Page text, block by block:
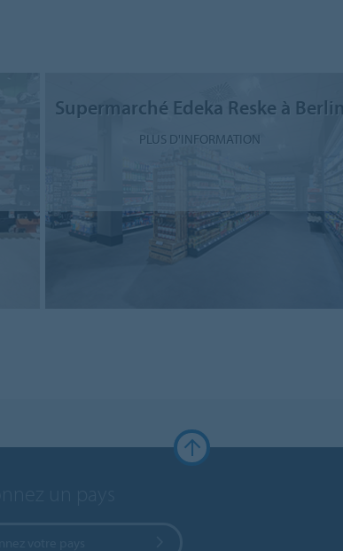
Supermarché Edeka Reske à Berlin
PLUS D'INFORMATION